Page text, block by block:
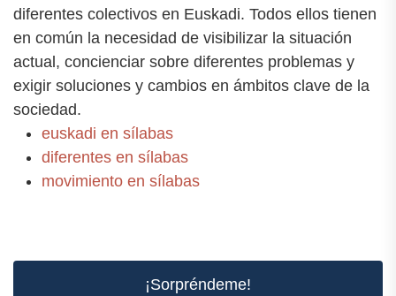
diferentes colectivos en Euskadi. Todos ellos tienen
en común la necesidad de visibilizar la situación
actual, concienciar sobre diferentes problemas y
exigir soluciones y cambios en ámbitos clave de la
sociedad.
euskadi en sílabas
diferentes en sílabas
movimiento en sílabas
¡Sorpréndeme!